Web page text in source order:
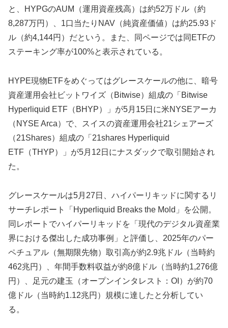
と、HYPGのAUM（運用資産残高）は約52万ドル（約
8,287万円）、1口当たりNAV（純資産価値）は約25.93ド
ル（約4,144円）だという。また、同ページでは同ETFの
ステーキング率が100%と表示されている。
HYPE現物ETFをめぐってはグレースケールの他に、暗号
資産運用会社ビットワイズ（Bitwise）組成の「Bitwise
Hyperliquid ETF（BHYP）」が5月15日に米NYSEアーカ
（NYSE Arca）で、スイスの資産運用会社21シェアーズ
（21Shares）組成の「21shares Hyperliquid
ETF（THYP）」が5月12日にナスダックで取引開始され
た。
グレースケールは5月27日、ハイパーリキッドに関するリ
サーチレポート「Hyperliquid Breaks the Mold」を公開。
同レポートでハイパーリキッドを「現代のデジタル資産業
界における傑出した成功事例」と評価し、2025年のパー
ペチュアル（無期限先物）取引高が約2.9兆ドル（当時約
462兆円）、年間手数料収益が約8億ドル（当時約1,276億
円）、足元の建玉（オープンインタレスト：OI）が約70
億ドル（当時約1.12兆円）規模に達したと分析してい
る。